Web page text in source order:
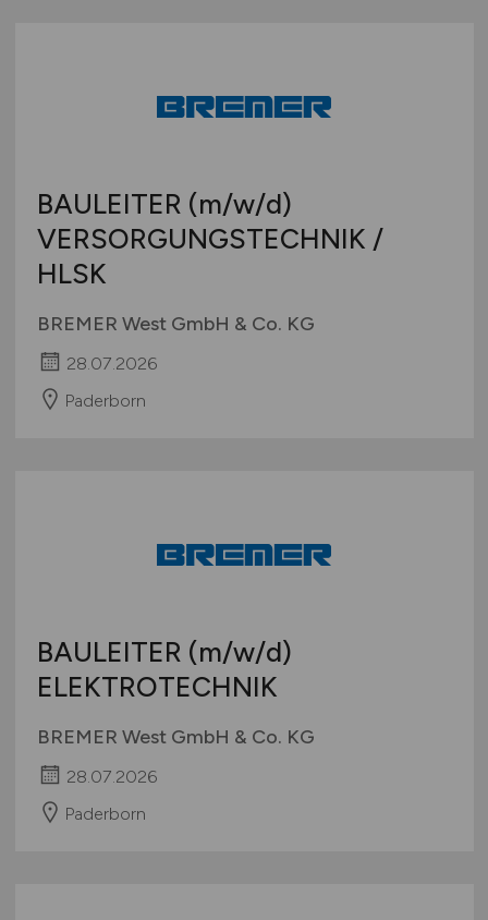
BAULEITER (m/w/d)
VERSORGUNGSTECHNIK /
HLSK
BREMER West GmbH & Co. KG
28.07.2026
Paderborn
BAULEITER (m/w/d)
ELEKTROTECHNIK
BREMER West GmbH & Co. KG
28.07.2026
Paderborn